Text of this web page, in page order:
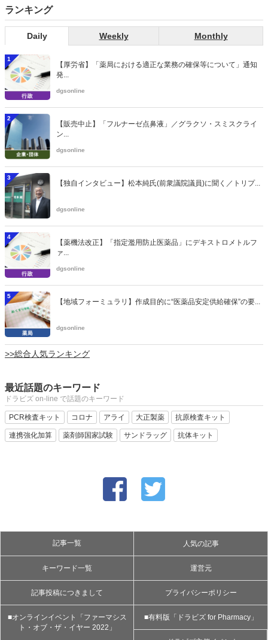
ランキング
Daily Weekly Monthly
1
【厚労省】「薬局における適正な業務の確保等について」通知
発...
dgsonline
2
【販売中止】「フルナーゼ点鼻液」／グラクソ・スミスクライ
ン...
dgsonline
3
【独自インタビュー】松本純氏(前衆議院議員)に聞く／トリプ...
dgsonline
4
【薬機法改正】「指定濫用防止医薬品」にデキストロメトルフ
ァ...
dgsonline
5
【地域フォーミュラリ】作成目的に“医薬品安定供給確保”の要...
dgsonline
>>総合人気ランキング
最近話題のキーワード
ドラビズ on-line で話題のキーワード
PCR検査キット コロナ アライ 大正製薬 抗原検査キット
連携強化加算 薬剤師国家試験 サンドラッグ 抗体キット
記事一覧 人気の記事
キーワード一覧 運営元
記事投稿につきまして プライバシーポリシー
■オンラインイベント「ファーマシス
ト・オブ・ザ・イヤー 2022」
■有料版「ドラビズ for Pharmacy」